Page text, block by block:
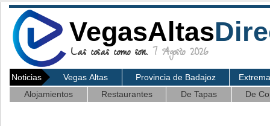
VegasAltas
Las cosas como son. 7 Agosto 2026
Noticias Vegas Altas Provincia de Badajoz
Alojamientos
Restaurantes De Tapas De